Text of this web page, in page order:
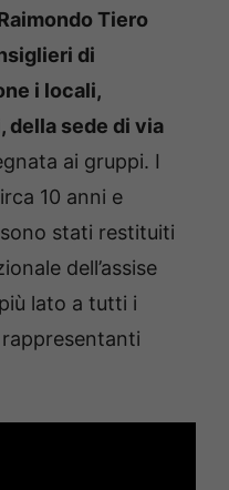
Tiero
di
i locali,
sede di via
ai gruppi. I
10 anni e
stati restituiti
dell’assise
lato a tutti i